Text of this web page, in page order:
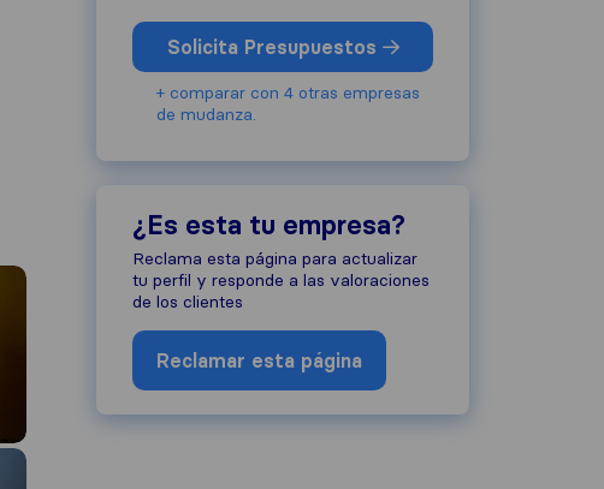
Solicita Presupuestos
+ comparar con 4 otras empresas
de mudanza.
¿Es esta tu empresa?
Reclama esta página para actualizar
tu perfil y responde a las valoraciones
de los clientes
Reclamar esta página